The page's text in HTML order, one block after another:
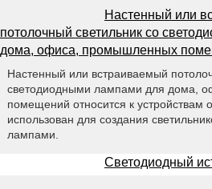
Настенный или
потолочный светильник со
дома, офиса, промышленных
Настенный или встраиваемый
светодиодными лампами для дома,
помещений относится к
использован для создания
лампами.
Светодиодный